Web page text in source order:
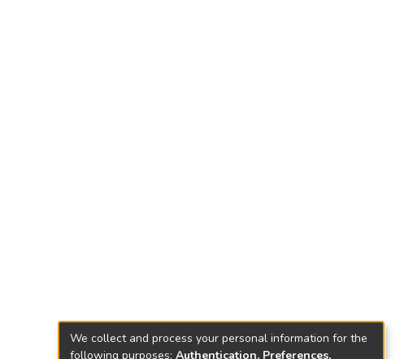
We collect and process your personal information for the
following purposes: Authentication, Preferences,